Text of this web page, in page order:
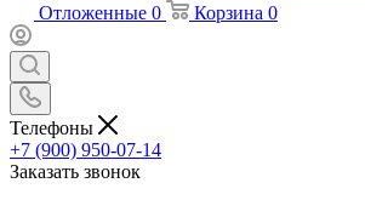
Отложенные 0 Корзина 0
Телефоны
+7 (900) 950-07-14
Заказать звонок